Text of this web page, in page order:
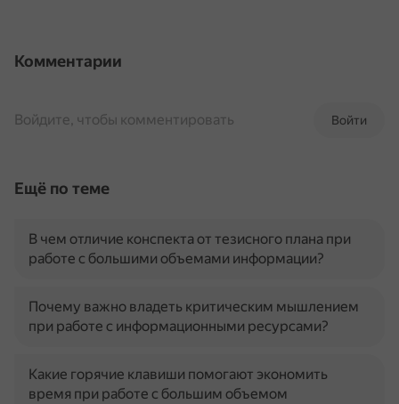
Комментарии
Войти
Войдите, чтобы комментировать
Ещё по теме
В чем отличие конспекта от тезисного плана при
работе с большими объемами информации?
Почему важно владеть критическим мышлением
при работе с информационными ресурсами?
Какие горячие клавиши помогают экономить
время при работе с большим объемом